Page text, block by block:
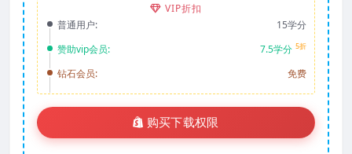
VIP折扣
普通用户:
15学分
赞助vip会员:
7.5学分 5折
钻石会员: 免费
购买下载权限